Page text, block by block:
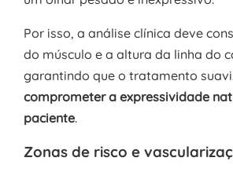
Por isso, a análise clínica deve
do músculo e a altura da linha do
garantindo que o tratamento
comprometer a expressividade
paciente.
Zonas de risco e